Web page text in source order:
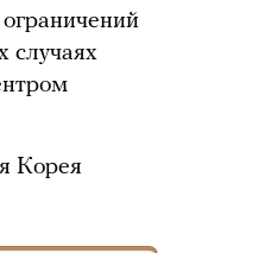
случаях
Корея